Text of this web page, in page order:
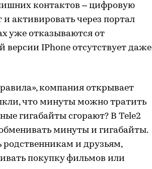
контактов – цифровую
активировать через портал
уже отказываются от
версии IPhone отсутствует даже
компания открывает
что минуты можно тратить
гигабайты сгорают? В Tele2
минуты и гигабайты.
и друзьям,
покупку фильмов или